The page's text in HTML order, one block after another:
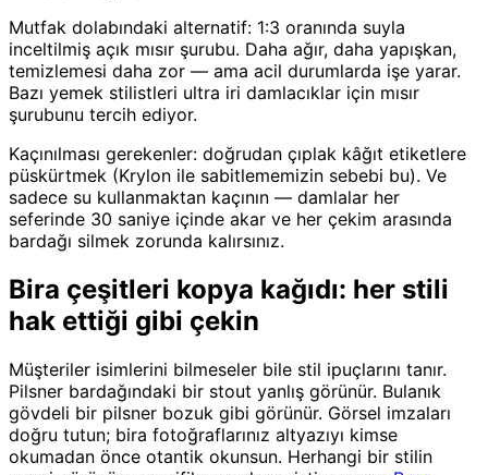
Mutfak dolabındaki alternatif: 1:3 oranında suyla
inceltilmiş açık mısır şurubu. Daha ağır, daha yapışkan,
temizlemesi daha zor — ama acil durumlarda işe yarar.
Bazı yemek stilistleri ultra iri damlacıklar için mısır
şurubunu tercih ediyor.
Kaçınılması gerekenler: doğrudan çıplak kâğıt etiketlere
püskürtmek (Krylon ile sabitlememizin sebebi bu). Ve
sadece su kullanmaktan kaçının — damlalar her
seferinde 30 saniye içinde akar ve her çekim arasında
bardağı silmek zorunda kalırsınız.
Bira çeşitleri kopya kağıdı: her stili
hak ettiği gibi çekin
Müşteriler isimlerini bilmeseler bile stil ipuçlarını tanır.
Pilsner bardağındaki bir stout yanlış görünür. Bulanık
gövdeli bir pilsner bozuk gibi görünür. Görsel imzaları
doğru tutun; bira fotoğraflarınız altyazıyı kimse
okumadan önce otantik okunsun. Herhangi bir stilin